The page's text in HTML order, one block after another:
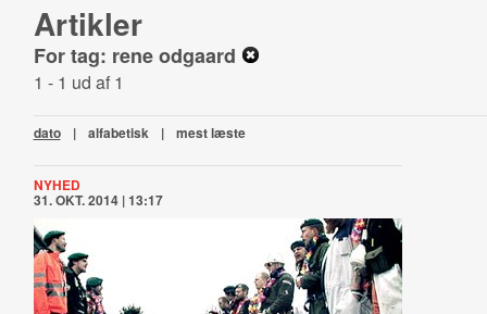
Artikler
For tag: rene odgaard
1 - 1 ud af 1
dato | alfabetisk | mest læste
NYHED
31. OKT. 2014 | 13:17